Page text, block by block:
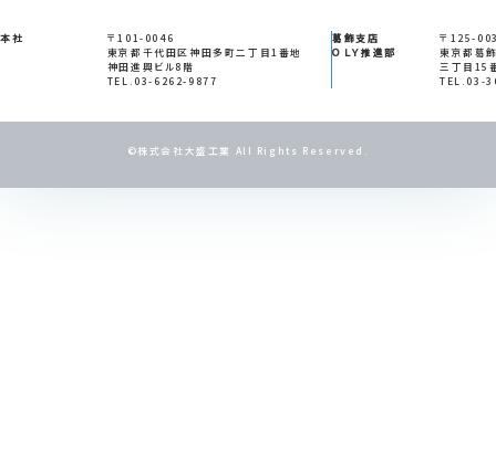
本社
〒101-0046
東京都千代田区神田多町二丁目1番地
神田進興ビル8階
TEL.03-6262-9877
葛飾支店
ＯＬＹ推進部
〒125-
東京都葛
三丁目15
TEL.03-
©株式会社大盛工業 All Rights Reserved.